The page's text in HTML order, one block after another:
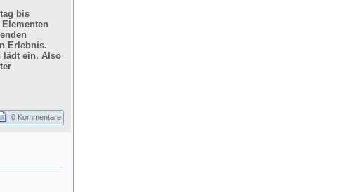
bis
Erlebnis.
lädt ein. Also
0 Kommentare